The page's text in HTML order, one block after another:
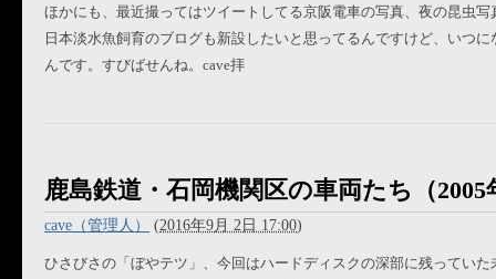
ほかにも、最近撮ってはツイートしてる京阪電車の写真、夜の昆虫写
日本淡水魚飼育のブログも新設したいと思ってるんですけど、いつ
んです。すびばせんね。cave拝
鹿島鉄道・石岡機関区の車両たち（2005
cave（管理人） (2016年9月 2日 17:00)
ひさびさの「ぼやテツ」、今回はハードディスクの深部に残っていた